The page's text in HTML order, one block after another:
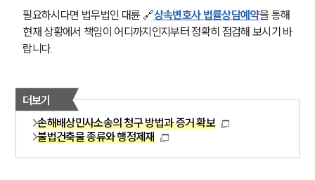
세미나
필요하시다면 법무법인 대륜 🔗상속변호사 법률상담예약을 통해
현재 상황에서 책임이 어디까지인지부터 정확히 점검해 보시기 바
랍니다.
더보기
손해배상민사소송의 청구 방법과 증거 확보
불법건축물 종류와 행정제재